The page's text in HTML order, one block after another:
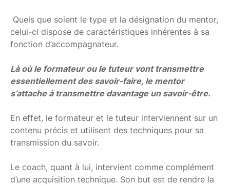
Quels que soient le type et la désignation du mentor,
celui-ci dispose de caractéristiques inhérentes à sa
fonction d’accompagnateur.
Là où le formateur ou le tuteur vont transmettre
essentiellement des savoir-faire, le mentor
s’attache à transmettre davantage un savoir-être.
En effet, le formateur et le tuteur interviennent sur un
contenu précis et utilisent des techniques pour sa
transmission du savoir.
Le coach, quant à lui, intervient comme complément
d’une acquisition technique. Son but est de rendre la